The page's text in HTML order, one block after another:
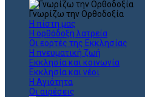
Γνωρίζω την Ορθοδοξία
Η πίστη μας
Η ορθόδοξη λατρεία
Οι εορτές της Εκκλησίας
Η πνευματική ζωή
Εκκλησία και κοινωνία
Εκκλησία και νέοι
Η Αγιότητα
Οι αιρέσεις